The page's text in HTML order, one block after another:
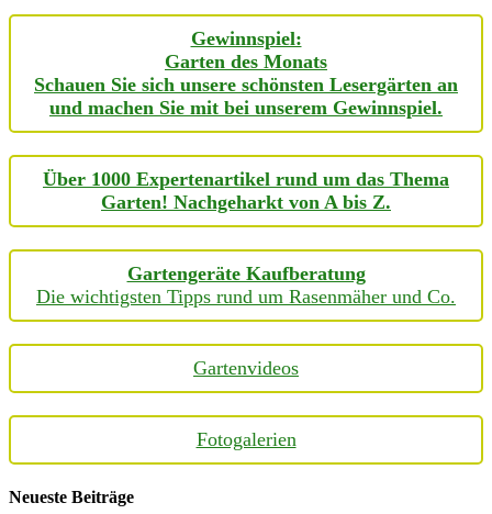
Gewinnspiel:
Garten des Monats
Schauen Sie sich unsere schönsten Lesergärten an
und machen Sie mit bei unserem Gewinnspiel.
Über 1000 Expertenartikel rund um das Thema
Garten! Nachgeharkt von A bis Z.
Gartengeräte Kaufberatung
Die wichtigsten Tipps rund um Rasenmäher und Co.
Gartenvideos
Fotogalerien
Neueste Beiträge